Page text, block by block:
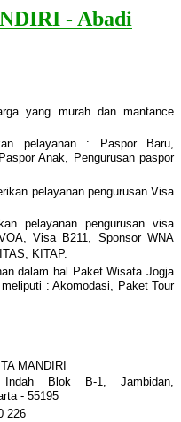
- Abadi
yang murah dan mantance
pelayanan : Paspor Baru,
Anak, Pengurusan paspor
pelayanan pengurusan Visa
pelayanan pengurusan visa
Visa B211, Sponsor WNA
KITAP.
dalam hal Paket Wisata Jogja
: Akomodasi, Paket Tour
MANDIRI
Blok B-1, Jambidan,
- 55195
226